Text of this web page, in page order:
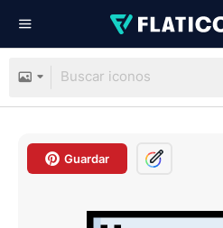
Guardar